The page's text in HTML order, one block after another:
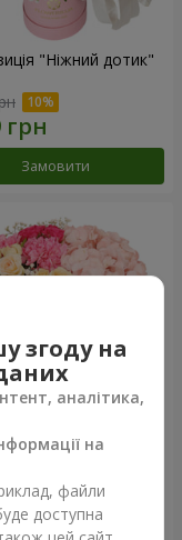
"Ніжний дотик"
Замовити
"Соломія"
згоду на
аналітика,
на
файли
доступна